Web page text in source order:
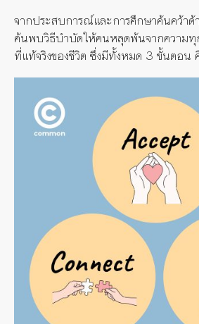
จากประสบการณ์และการศึกษาค้นคว้าด้
ค้นพบวิธีบำบัดให้คนหลุดพ้นจากความ
ที่แท้จริงของชีวิต ซึ่งมีทั้งหมด 3 ขั้นตอน